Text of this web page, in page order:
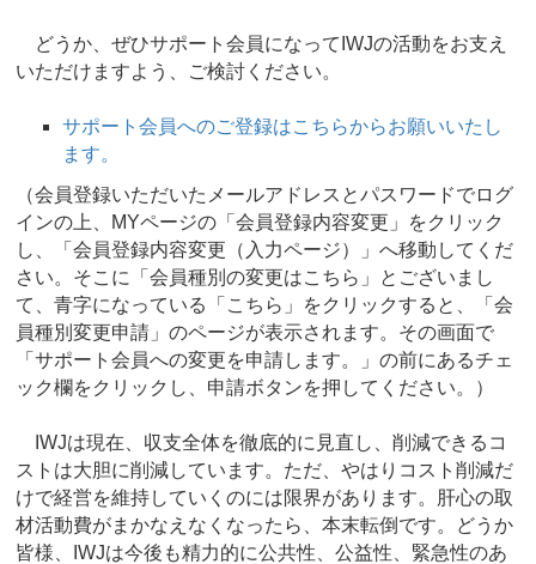
どうか、ぜひサポート会員になってIWJの活動をお支え
いただけますよう、ご検討ください。
サポート会員へのご登録はこちらからお願いいたし
ます。
（会員登録いただいたメールアドレスとパスワードでログ
インの上、MYページの「会員登録内容変更」をクリック
し、「会員登録内容変更（入力ページ）」へ移動してくだ
さい。そこに「会員種別の変更はこちら」とございまし
て、青字になっている「こちら」をクリックすると、「会
員種別変更申請」のページが表示されます。その画面で
「サポート会員への変更を申請します。」の前にあるチェ
ック欄をクリックし、申請ボタンを押してください。）
IWJは現在、収支全体を徹底的に見直し、削減できるコ
ストは大胆に削減しています。ただ、やはりコスト削減だ
けで経営を維持していくのには限界があります。肝心の取
材活動費がまかなえなくなったら、本末転倒です。どうか
皆様、IWJは今後も精力的に公共性、公益性、緊急性のあ